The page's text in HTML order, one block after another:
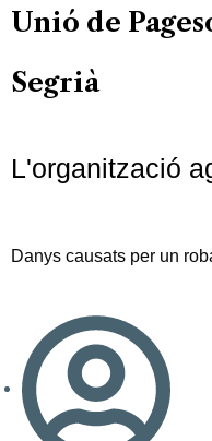
Unió de
Segrià
L'organització
Danys causats per un